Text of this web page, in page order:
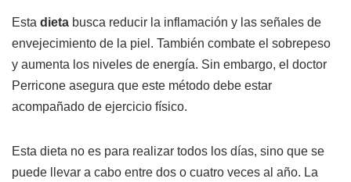
Esta dieta busca reducir la inflamación y las señales de
envejecimiento de la piel. También combate el sobrepeso
y aumenta los niveles de energía. Sin embargo, el doctor
Perricone asegura que este método debe estar
acompañado de ejercicio físico.
Esta dieta no es para realizar todos los días, sino que se
puede llevar a cabo entre dos o cuatro veces al año. La